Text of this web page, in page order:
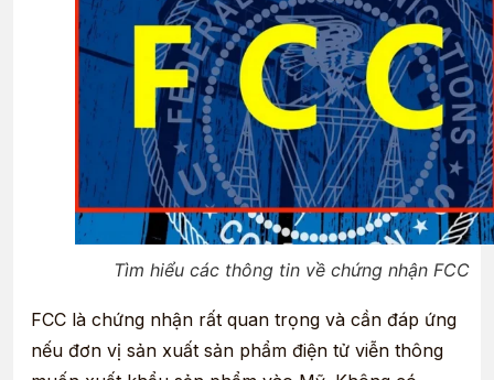
Tìm hiểu các thông tin về chứng nhận FCC
FCC là chứng nhận rất quan trọng và cần đáp ứng
nếu đơn vị sản xuất sản phẩm điện tử viễn thông